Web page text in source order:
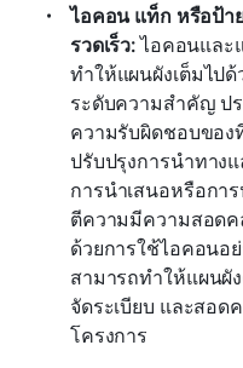
ไอคอน แท็ก หรือป้า
รวดเร็ว: ไอคอนและ
ทำให้แผนผังเต็มไป
ระดับความสำคัญ ป
ความรับผิดชอบของ
ปรับปรุงการนำทาง
การนำเสนอหรือกา
ตีความมีความสอดค
ด้วยการใช้ไอคอนอ
สามารถทำให้แผนผั
จัดระเบียบ และสอ
โครงการ